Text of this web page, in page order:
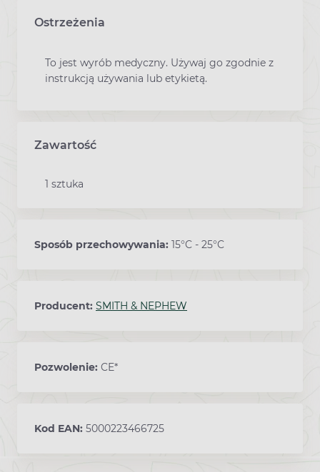
Ostrzeżenia
To jest wyrób medyczny. Używaj go zgodnie z
instrukcją używania lub etykietą.
Zawartość
1 sztuka
Sposób przechowywania: 15°C - 25°C
Producent: SMITH & NEPHEW
Pozwolenie: CE*
Kod EAN: 5000223466725